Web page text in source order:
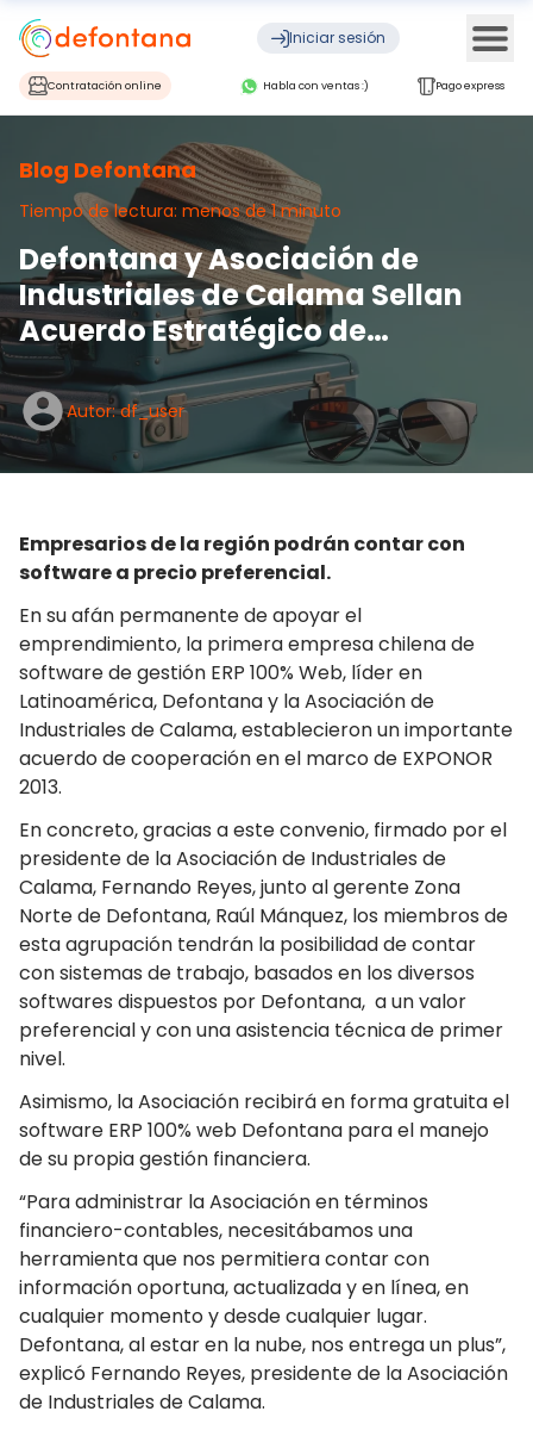
Iniciar sesión
Contratación online Habla con ventas :) Pago express
Blog Defontana
Tiempo de lectura: menos de 1 minuto
Defontana y Asociación de
Industriales de Calama Sellan
Acuerdo Estratégico de
Colaboración
Autor: df_user
Empresarios de la región podrán contar con
software a precio preferencial.
En su afán permanente de apoyar el
emprendimiento, la primera empresa chilena de
software de gestión ERP 100% Web, líder en
Latinoamérica, Defontana y la Asociación de
Industriales de Calama, establecieron un importante
acuerdo de cooperación en el marco de EXPONOR
2013.
En concreto, gracias a este convenio, firmado por el
presidente de la Asociación de Industriales de
Calama, Fernando Reyes, junto al gerente Zona
Norte de Defontana, Raúl Mánquez, los miembros de
esta agrupación tendrán la posibilidad de contar
con sistemas de trabajo, basados en los diversos
softwares dispuestos por Defontana, a un valor
preferencial y con una asistencia técnica de primer
nivel.
Asimismo, la Asociación recibirá en forma gratuita el
software ERP 100% web Defontana para el manejo
de su propia gestión financiera.
“Para administrar la Asociación en términos
financiero-contables, necesitábamos una
herramienta que nos permitiera contar con
información oportuna, actualizada y en línea, en
cualquier momento y desde cualquier lugar.
Defontana, al estar en la nube, nos entrega un plus”,
explicó Fernando Reyes, presidente de la Asociación
de Industriales de Calama.